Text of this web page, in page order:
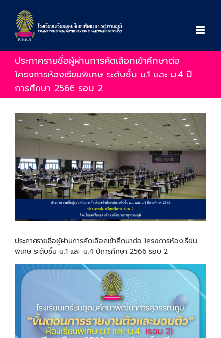
content
ประกาศรายชื่อผู้ผ่านการคัดเลือกเข้าศึกษาต่อ
โครงการห้องเรียนพิเศษ ระดับชั้น ม.1 และ ม.4 ปี
การศึกษา 2566 รอบ 2
Larger
Image
ประกาศรายชื่อผู้ผ่านการคัดเลือกเข้าศึกษาต่อ โครงการห้องเรียน
พิเศษ ระดับชั้น ม.1 และ ม.4 ปีการศึกษา 2566 รอบ 2